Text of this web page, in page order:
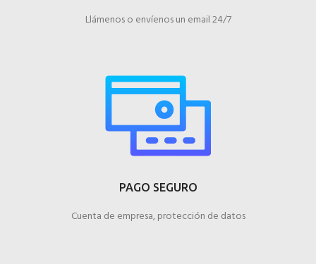
Llámenos o envíenos un email 24/7
PAGO SEGURO
Cuenta de empresa, protección de datos